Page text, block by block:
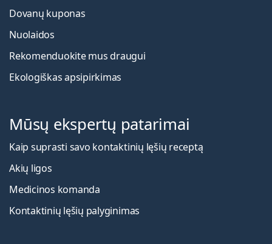
Dovanų kuponas
Nuolaidos
Rekomenduokite mus draugui
Ekologiškas apsipirkimas
Mūsų ekspertų patarimai
Kaip suprasti savo kontaktinių lęšių receptą
Akių ligos
Medicinos komanda
Kontaktinių lęšių palyginimas